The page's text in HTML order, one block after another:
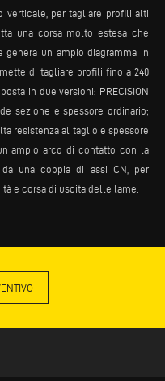
verticale, per tagliare profili alti
una corsa molto estesa che
un ampio diagramma in
di tagliare profili fino a 240
in due versioni: PRECISION
sezione e spessore ordinario;
resistenza al taglio e spessore
ampio arco di contatto con la
da una coppia di assi CN, per
e corsa di uscita delle lame.